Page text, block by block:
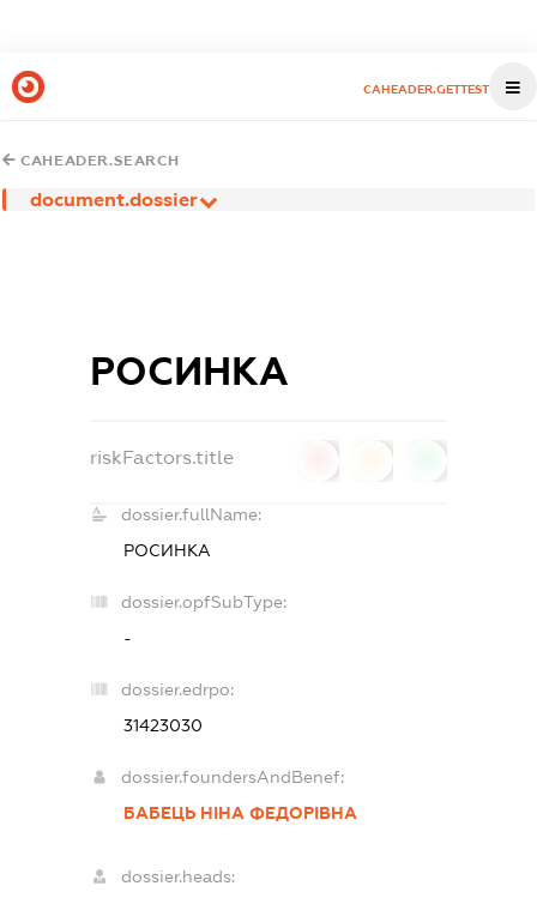
CAHEADER.GETTEST
CAHEADER.SEARCH
document.dossier
РОСИНКА
riskFactors.title
dossier.fullName:
РОСИНКА
dossier.opfSubType:
-
dossier.edrpo:
31423030
dossier.foundersAndBenef:
БАБЕЦЬ НІНА ФЕДОРІВНА
dossier.heads: